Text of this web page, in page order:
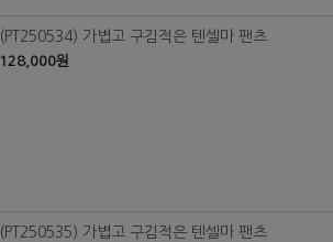
(PT250534) 가볍고 구김적은 텐셀마 팬츠
128,000원
(PT250535) 가볍고 구김적은 텐셀마 팬츠